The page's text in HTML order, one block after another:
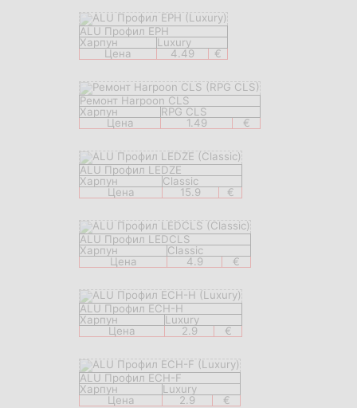
ALU Профил EPH
Харпун
Luxury
Цена
4.49 €
Ремонт Harpoon CLS
Харпун
RPG CLS
Цена
1.49 €
ALU Профил LEDZE
Харпун
Classic
Цена
15.9 €
ALU Профил LEDCLS
Харпун
Classic
Цена
4.9 €
ALU Профил ECH-H
Харпун
Luxury
Цена
2.9 €
ALU Профил ECH-F
Харпун
Luxury
Цена
2.9 €